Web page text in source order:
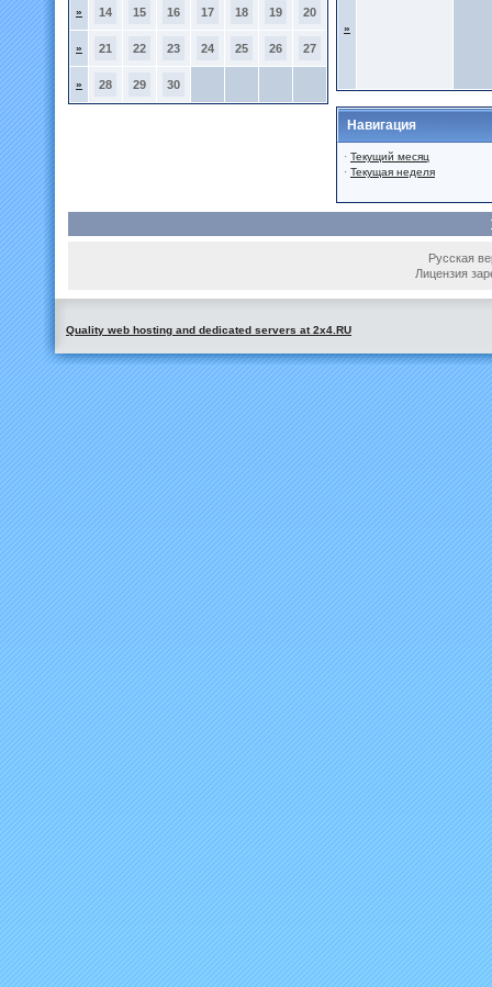
» 14 15 16 17 18 19 20
» 21 22 23 24 25 26 27
» 28 29 30
»
Навигация
· Текущий месяц
· Текущая неделя
Русская
Лицензия
Quality web hosting and dedicated servers at 2x4.RU